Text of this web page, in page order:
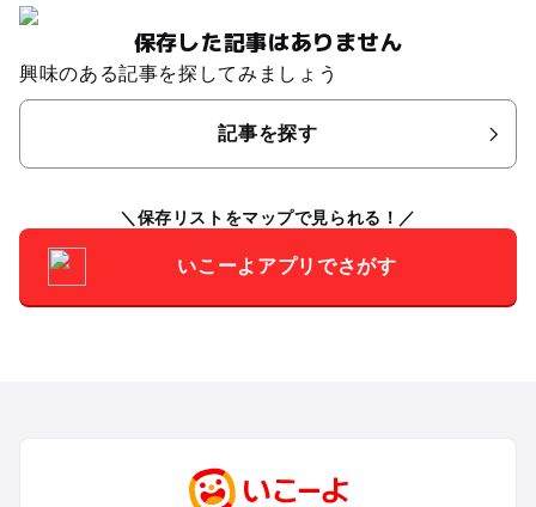
保存した記事はありません
興味のある記事を探してみましょう
記事を探す
保存リストをマップで見られる！
いこーよアプリでさがす